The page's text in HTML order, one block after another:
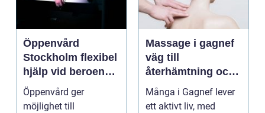
Öppenvård
Stockholm flexibel
hjälp vid beroende
och annan
problematik
Öppenvård ger
möjlighet till
Massage i gagnef
väg till
återhämtning och
bättre hälsa
Många i Gagnef lever
ett aktivt liv, med